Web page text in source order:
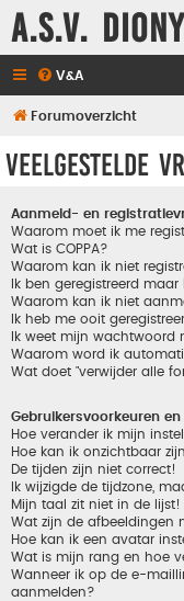
A.S.V.
V&A
Forumoverzicht
Veelgestelde
Aanmeld- en
Waarom moet ik me
Wat is COPPA?
Waarom kan ik niet
Ik ben geregistreerd
Waarom kan ik niet
Ik heb me ooit
Ik weet mijn wachtwoord
Waarom word ik
Wat doet "verwijder alle
Gebruikersvoorkeuren
Hoe verander ik mijn
Hoe kan ik onzichtbaar
De tijden zijn niet correct!
Ik wijzigde de tijdzone,
Mijn taal zit niet in de lijst!
Wat zijn de afbeeldingen
Hoe kan ik een avatar
Wat is mijn rang en hoe
Wanneer ik op de e-
aanmelden?